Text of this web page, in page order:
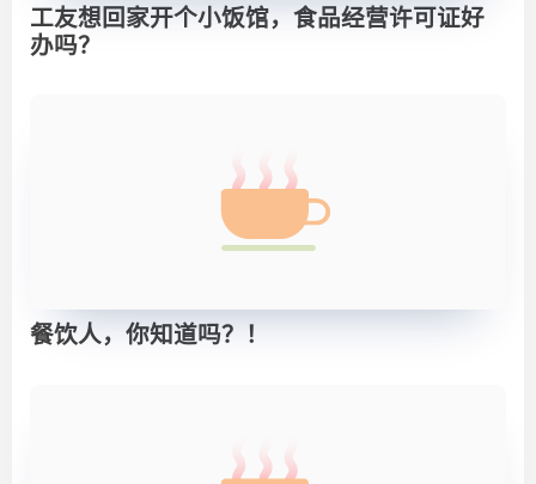
工友想回家开个小饭馆，食品经营许可证好
办吗？
餐饮人，你知道吗？！